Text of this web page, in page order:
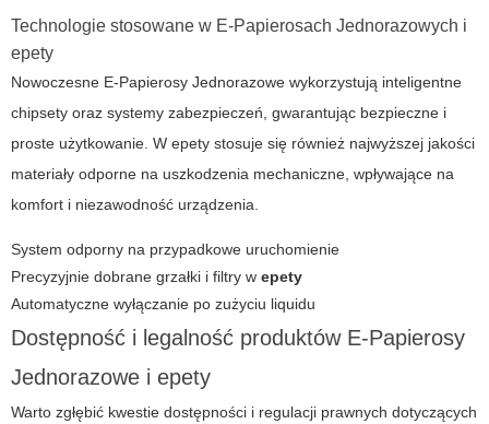
Technologie stosowane w E-Papierosach Jednorazowych i
epety
Nowoczesne E-Papierosy Jednorazowe wykorzystują inteligentne
chipsety oraz systemy zabezpieczeń, gwarantując bezpieczne i
proste użytkowanie. W epety stosuje się również najwyższej jakości
materiały odporne na uszkodzenia mechaniczne, wpływające na
komfort i niezawodność urządzenia.
System odporny na przypadkowe uruchomienie
Precyzyjnie dobrane grzałki i filtry w epety
Automatyczne wyłączanie po zużyciu liquidu
Dostępność i legalność produktów E-Papierosy
Jednorazowe i epety
Warto zgłębić kwestie dostępności i regulacji prawnych dotyczących